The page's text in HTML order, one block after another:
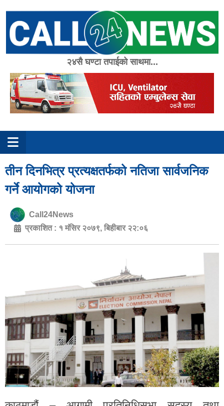
content
२४सै घण्टा तपाईको साथमा...
तीन दिनभित्र प्रत्यक्षतर्फको नतिजा सार्वजनिक
गर्ने आयोगको योजना
Call24News
प्रकाशित : १ मंसिर २०७९, बिहीबार २२:०६